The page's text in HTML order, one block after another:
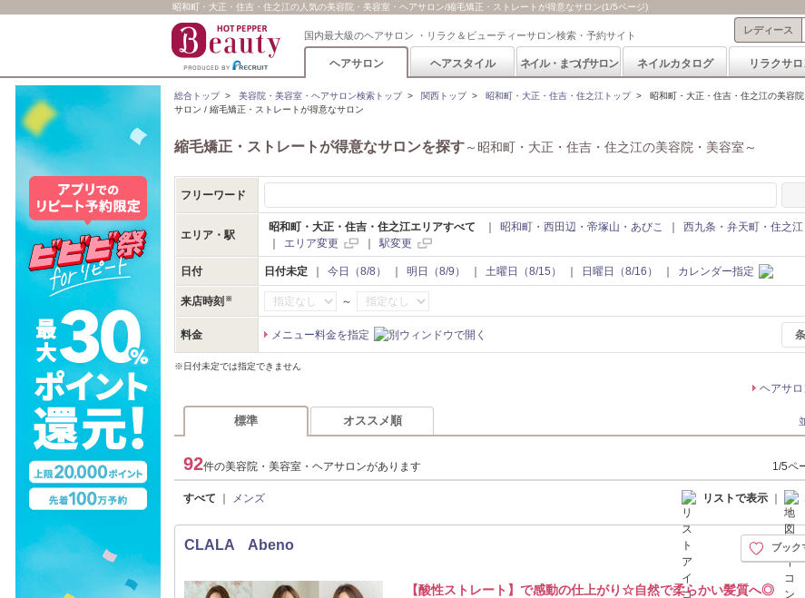
昭和町・大正・住吉・住之江の人気の美容院・美容室・ヘアサロン/縮毛矯正・ストレートが得意なサロン(1/5ページ)
国内最大級のヘアサロン ・リラク＆ビューティーサロン検索・予約サイト レディース
ヘアサロン ヘアスタイル ネイル・まつげサロン ネイルカタログ リラクサ
総合トップ> 美容院・美容室・ヘアサロン検索トップ> 関西トップ> 昭和町・大正・住吉・住之江トップ> 昭和町・大正・住吉・住之江の美容
サロン / 縮毛矯正・ストレートが得意なサロン
縮毛矯正・ストレートが得意なサロンを探す～昭和町・大正・住吉・住之江の美容院・美容室～
フリーワード
エリア・駅
昭和町・大正・住吉・住之江エリアすべて 昭和町・西田辺・帝塚山・あびこ
西九条・弁天町・住之
エリア変更 駅変更
日付 日付未定 今日（8/8） 明日（8/9） 土曜日（8/15） 日曜日（8/16） カレンダー指定
来店時刻 ～
料金 メニュー料金を指定
※日付未定では指定できません
ヘアサ
標準 オススメ順
92件の美容院・美容室・ヘアサロンがあります 1/5ペ
すべて メンズ リストで表示
CLALA Abeno ブック
【酸性ストレート】で感動の仕上がり☆自然で柔らかい髪質へ◎